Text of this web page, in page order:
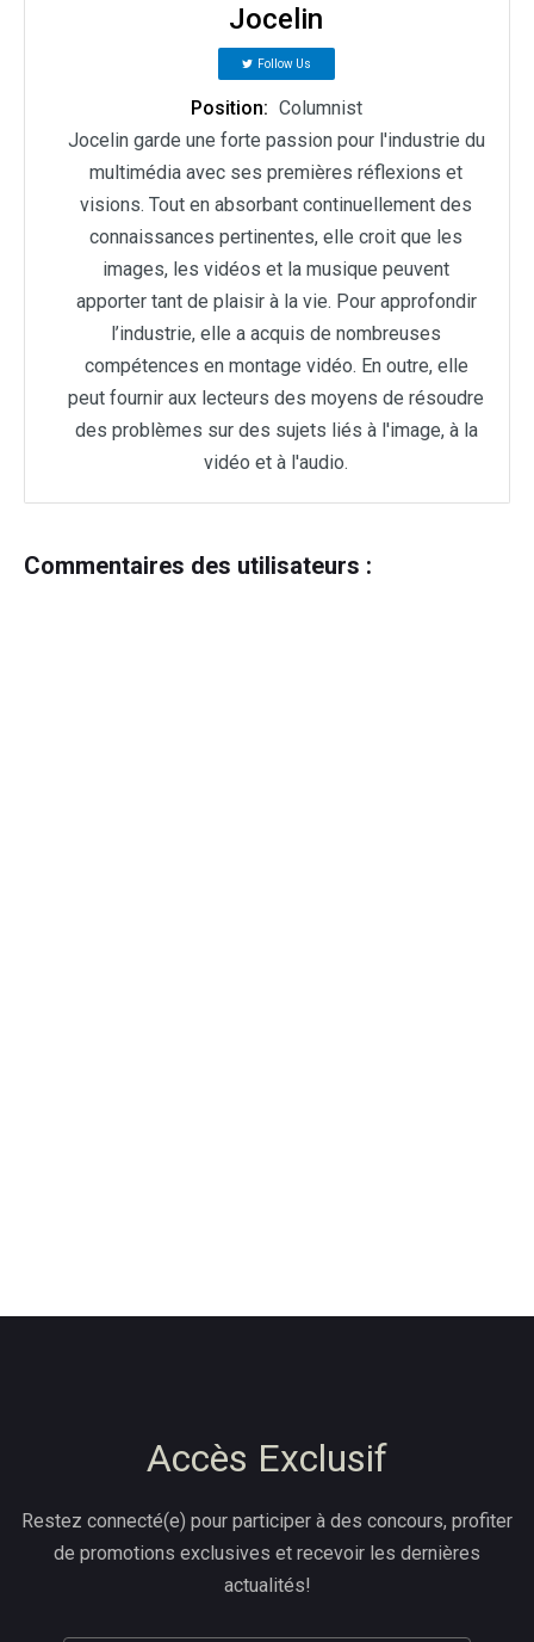
Jocelin
Follow Us
Position: Columnist
Jocelin garde une forte passion pour l'industrie du
multimédia avec ses premières réflexions et
visions. Tout en absorbant continuellement des
connaissances pertinentes, elle croit que les
images, les vidéos et la musique peuvent
apporter tant de plaisir à la vie. Pour approfondir
l’industrie, elle a acquis de nombreuses
compétences en montage vidéo. En outre, elle
peut fournir aux lecteurs des moyens de résoudre
des problèmes sur des sujets liés à l'image, à la
vidéo et à l'audio.
Commentaires des utilisateurs :
Accès Exclusif
Restez connecté(e) pour participer à des concours, profiter
de promotions exclusives et recevoir les dernières
actualités!